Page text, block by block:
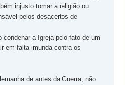
injusto tomar a religião ou
pelos desacertos de
condenar a Igreja pelo fato de um
em falta imunda contra os
de antes da Guerra, não